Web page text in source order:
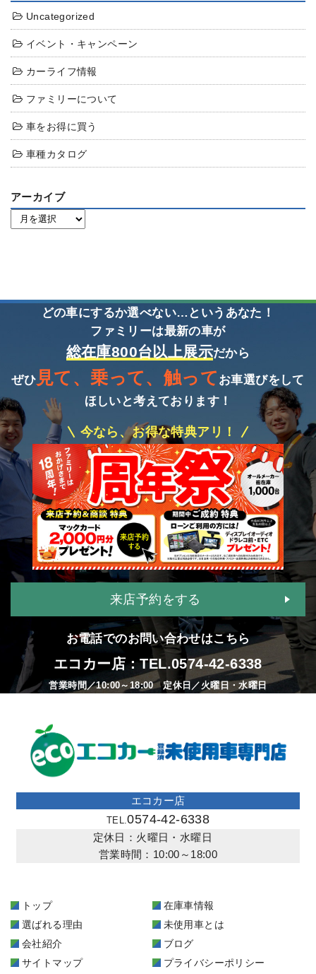
Uncategorized
イベント・キャンペーン
カーライフ情報
ファミリーについて
車をお得に買う
車種カタログ
アーカイブ
どの車にするか選べない…というあなた！
ファミリーは最新の車が
総在庫800台以上展示だから
ぜひ 見て、乗って、触って お車選びをして
ほしいと考えております！
今なら、お得な特典アリ！
来店予約をする
お電話でのお問い合わせはこちら
エコカー店：TEL.0574-42-6338
営業時間／10:00～18:00 定休日／火曜日・水曜日
エコカー店
TEL.0574-42-6338
定休日：火曜日・水曜日
営業時間：10:00～18:00
トップ
在庫車情報
選ばれる理由
未使用車とは
会社紹介
ブログ
サイトマップ
プライバシーポリシー